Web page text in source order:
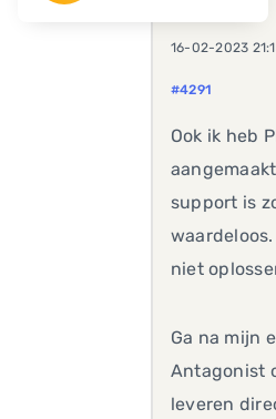
16-02-2023
#4291
Ook ik heb
support is
niet
Ga na mijn
Antagonist
leveren